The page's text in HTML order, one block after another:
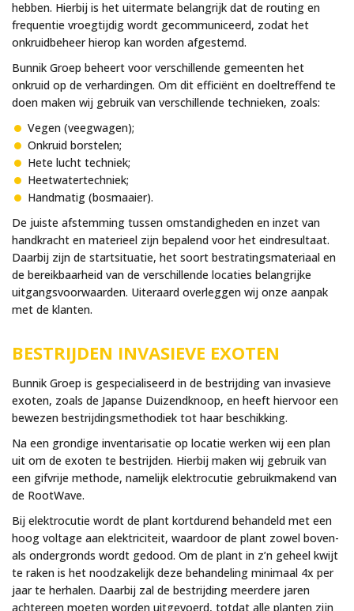
hebben. Hierbij is het uitermate belangrijk dat de routing en
frequentie vroegtijdig wordt gecommuniceerd, zodat het
onkruidbeheer hierop kan worden afgestemd.
Bunnik Groep beheert voor verschillende gemeenten het
onkruid op de verhardingen. Om dit efficiënt en doeltreffend te
doen maken wij gebruik van verschillende technieken, zoals:
Vegen (veegwagen);
Onkruid borstelen;
Hete lucht techniek;
Heetwatertechniek;
Handmatig (bosmaaier).
De juiste afstemming tussen omstandigheden en inzet van
handkracht en materieel zijn bepalend voor het eindresultaat.
Daarbij zijn de startsituatie, het soort bestratingsmateriaal en
de bereikbaarheid van de verschillende locaties belangrijke
uitgangsvoorwaarden. Uiteraard overleggen wij onze aanpak
met de klanten.
BESTRIJDEN INVASIEVE EXOTEN
Bunnik Groep is gespecialiseerd in de bestrijding van invasieve
exoten, zoals de Japanse Duizendknoop, en heeft hiervoor een
bewezen bestrijdingsmethodiek tot haar beschikking.
Na een grondige inventarisatie op locatie werken wij een plan
uit om de exoten te bestrijden. Hierbij maken wij gebruik van
een gifvrije methode, namelijk elektrocutie gebruikmakend van
de RootWave.
Bij elektrocutie wordt de plant kortdurend behandeld met een
hoog voltage aan elektriciteit, waardoor de plant zowel boven-
als ondergronds wordt gedood. Om de plant in z’n geheel kwijt
te raken is het noodzakelijk deze behandeling minimaal 4x per
jaar te herhalen. Daarbij zal de bestrijding meerdere jaren
achtereen moeten worden uitgevoerd, totdat alle planten zijn